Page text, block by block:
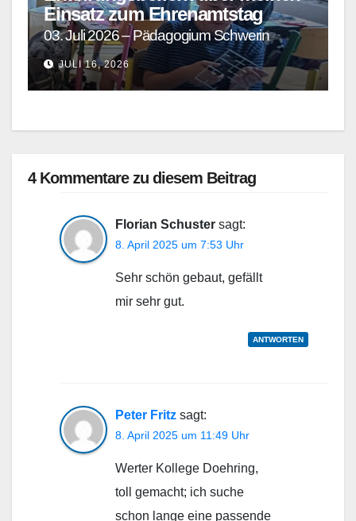
Einsatz zum Ehrenamtstag
03. Juli 2026 – Pädagogium Schwerin
JULI 16, 2026
4 Kommentare zu diesem Beitrag
Florian Schuster sagt:
8. April 2025 um 7:53 Uhr
Sehr schön gebaut, gefällt
mir sehr gut.
ANTWORTEN
Peter Fritz sagt:
8. April 2025 um 11:49 Uhr
Werter Kollege Doehring,
toll gemacht; ich suche
schon lange eine passende